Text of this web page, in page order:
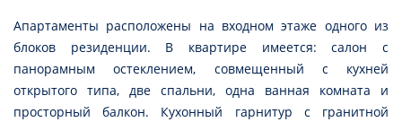
Апартаменты расположены на входном этаже одного из
блоков резиденции. В квартире имеется: салон с
панорамным остеклением, совмещенный с кухней
открытого типа, две спальни, одна ванная комната и
просторный балкон. Кухонный гарнитур с гранитной